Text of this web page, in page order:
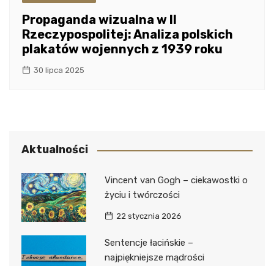
Propaganda wizualna w II
Rzeczypospolitej: Analiza polskich
plakatów wojennych z 1939 roku
30 lipca 2025
Aktualności
Vincent van Gogh – ciekawostki o
życiu i twórczości
22 stycznia 2026
Sentencje łacińskie –
najpiękniejsze mądrości